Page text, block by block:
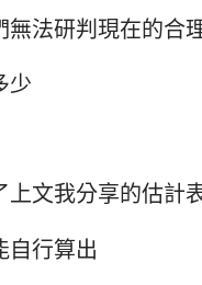
無法研判現在的合
少
上文我分享的估計
自行算出